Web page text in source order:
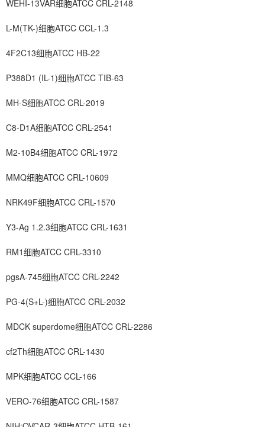
WEHI-13VAR细胞ATCC CRL-2148
L-M(TK-)细胞ATCC CCL-1.3
4F2C13细胞ATCC HB-22
P388D1 (IL-1)细胞ATCC TIB-63
MH-S细胞ATCC CRL-2019
C8-D1A细胞ATCC CRL-2541
M2-10B4细胞ATCC CRL-1972
MMQ细胞ATCC CRL-10609
NRK49F细胞ATCC CRL-1570
Y3-Ag 1.2.3细胞ATCC CRL-1631
RM1细胞ATCC CRL-3310
pgsA-745细胞ATCC CRL-2242
PG-4(S+L-)细胞ATCC CRL-2032
MDCK superdome细胞ATCC CRL-2286
cf2Th细胞ATCC CRL-1430
MPK细胞ATCC CCL-166
VERO-76细胞ATCC CRL-1587